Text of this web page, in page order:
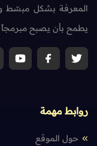
المعرفة بشكل مبسّط
يطمح بأن يصبح مبرمجاً
روابط مهمة
حول الموقع